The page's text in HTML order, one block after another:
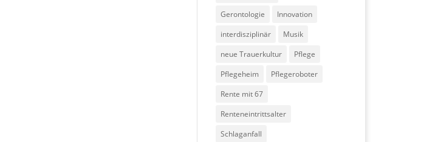
Gerontologie
Innovation
interdisziplinär
Musik
neue Trauerkultur
Pflege
Pflegeheim
Pflegeroboter
Rente mit 67
Renteneintrittsalter
Schlaganfall